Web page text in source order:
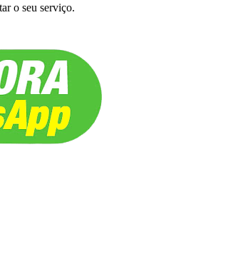
o seu serviço.